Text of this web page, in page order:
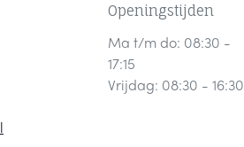
Openingstijden
Ma t/m do: 08:30 -
17:15
Vrijdag: 08:30 - 16:30